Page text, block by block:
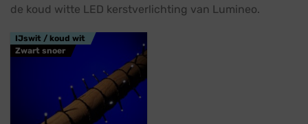
de koud witte LED kerstverlichting van Lumineo.
IJswit / koud wit
Zwart snoer